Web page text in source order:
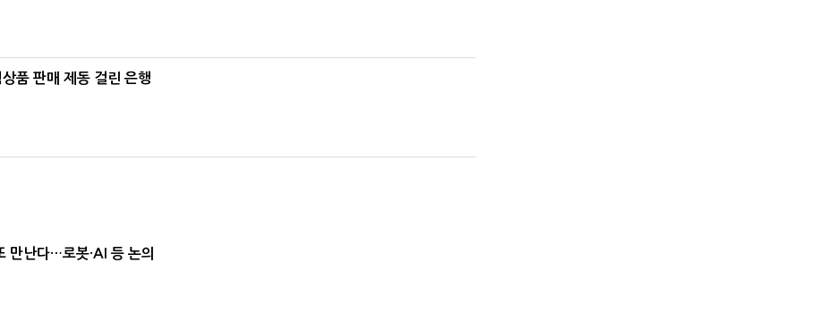
품 판매 제동 걸린 은행
만난다…로봇·AI 등 논의